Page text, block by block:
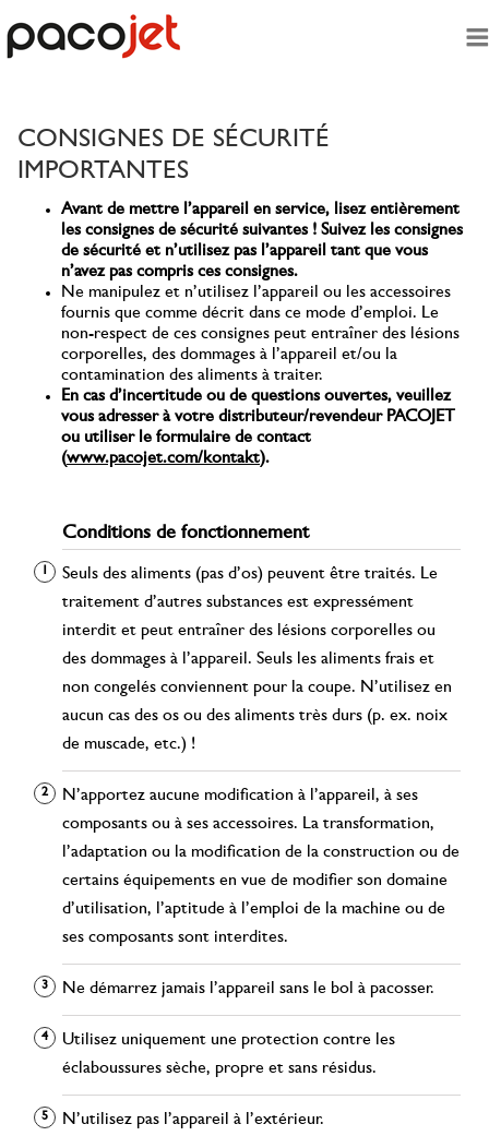
Passer au contenu principal
CONSIGNES DE SÉCURITÉ
IMPORTANTES
Avant de mettre l’appareil en service, lisez entièrement
les consignes de sécurité suivantes ! Suivez les consignes
de sécurité et n’utilisez pas l’appareil tant que vous
n’avez pas compris ces consignes.
Ne manipulez et n’utilisez l’appareil ou les accessoires
fournis que comme décrit dans ce mode d’emploi. Le
non-respect de ces consignes peut entraîner des lésions
corporelles, des dommages à l’appareil et/ou la
contamination des aliments à traiter.
En cas d’incertitude ou de questions ouvertes, veuillez
vous adresser à votre distributeur/revendeur PACOJET
ou utiliser le formulaire de contact
(www.pacojet.com/kontakt).
Conditions de fonctionnement
Seuls des aliments (pas d’os) peuvent être traités. Le
traitement d’autres substances est expressément
interdit et peut entraîner des lésions corporelles ou
des dommages à l’appareil. Seuls les aliments frais et
non congelés conviennent pour la coupe. N’utilisez en
aucun cas des os ou des aliments très durs (p. ex. noix
de muscade, etc.) !
N’apportez aucune modification à l’appareil, à ses
composants ou à ses accessoires. La transformation,
l’adaptation ou la modification de la construction ou de
certains équipements en vue de modifier son domaine
d’utilisation, l’aptitude à l’emploi de la machine ou de
ses composants sont interdites.
Ne démarrez jamais l’appareil sans le bol à pacosser.
Utilisez uniquement une protection contre les
éclaboussures sèche, propre et sans résidus.
N’utilisez pas l’appareil à l’extérieur.